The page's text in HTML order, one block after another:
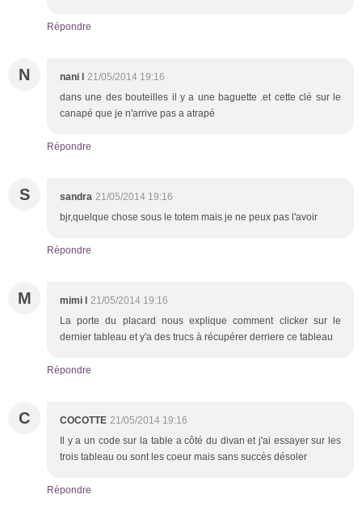
Répondre
N nani l 21/05/2014 19:16
dans une des bouteilles il y a une baguette .et cette clé sur le
canapé que je n'arrive pas a atrapé
Répondre
S sandra 21/05/2014 19:16
bjr,quelque chose sous le totem mais je ne peux pas l'avoir
Répondre
M mimi l 21/05/2014 19:16
La porte du placard nous explique comment clicker sur le
dernier tableau et y'a des trucs à récupérer derriere ce tableau
Répondre
C COCOTTE 21/05/2014 19:16
Il y a un code sur la table a côté du divan et j'ai essayer sur les
trois tableau ou sont les coeur mais sans succès désoler
Répondre